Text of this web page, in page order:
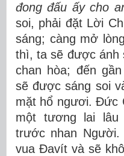
đong đấu ấy cho
soi, phải đặt Lời
sáng; càng mở
thì, ta sẽ được ánh
chan hòa; đến
sẽ được sáng soi
mặt hổ ngươi. Đức
một tương lai
trước nhan
vua Đavít và sẽ